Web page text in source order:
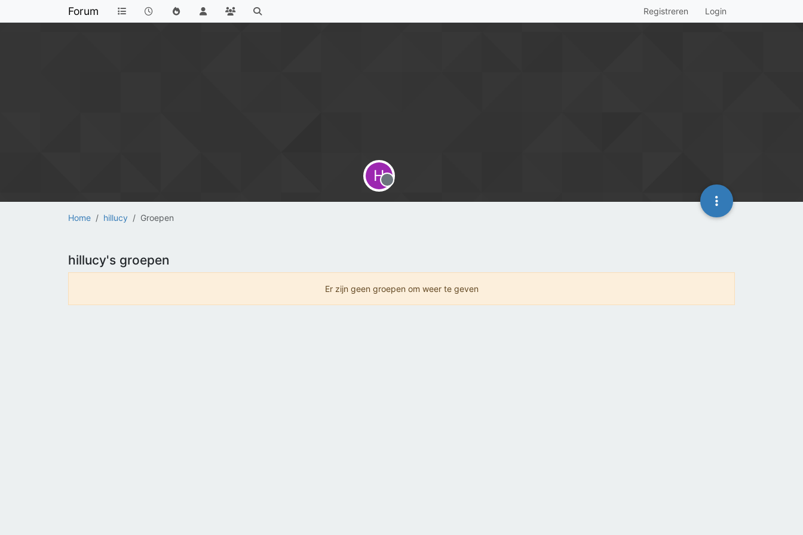
Forum Registreren Login
Home hillucy Groepen
H
Offline
hillucy's groepen
Er zijn geen groepen om weer te geven